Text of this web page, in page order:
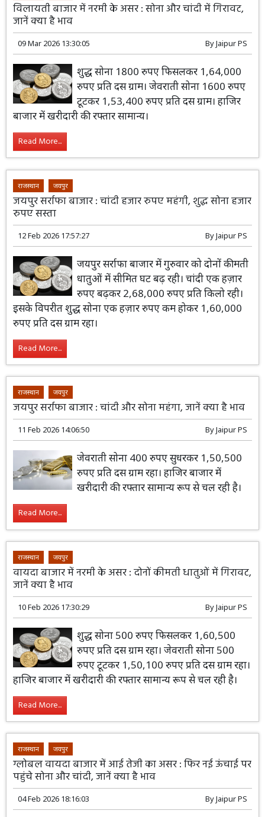
विलायती बाजार में नरमी के असर : सोना और चांदी में गिरावट,
जानें क्या है भाव
09 Mar 2026 13:30:05 ByJaipur PS
शुद्ध सोना 1800 रुपए फिसलकर 1,64,000
रुपए प्रति दस ग्राम। जेवराती सोना 1600 रुपए
टूटकर 1,53,400 रुपए प्रति दस ग्राम। हाजिर
बाजार में खरीदारी की रफ्तार सामान्य।
Read More...
राजस्थान जयपुर
जयपुर सर्राफा बाजार : चांदी हजार रुपए महंगी, शुद्ध सोना हजार
रुपए सस्ता
12 Feb 2026 17:57:27 ByJaipur PS
जयपुर सर्राफा बाजार में गुरुवार को दोनों कीमती
धातुओं में सीमित घट बढ़ रही। चांदी एक हज़ार
रुपए बढ़कर 2,68,000 रुपए प्रति किलो रही।
इसके विपरीत शुद्ध सोना एक हज़ार रुपए कम होकर 1,60,000
रुपए प्रति दस ग्राम रहा।
Read More...
राजस्थान जयपुर
जयपुर सर्राफा बाजार : चांदी और सोना महंगा, जानें क्या है भाव
11 Feb 2026 14:06:50 ByJaipur PS
जेवराती सोना 400 रुपए सुधरकर 1,50,500
रुपए प्रति दस ग्राम रहा। हाजिर बाजार में
खरीदारी की रफ्तार सामान्य रूप से चल रही है।
Read More...
राजस्थान जयपुर
वायदा बाजार में नरमी के असर : दोनों कीमती धातुओं में गिरावट,
जानें क्या है भाव
10 Feb 2026 17:30:29 ByJaipur PS
शुद्ध सोना 500 रुपए फिसलकर 1,60,500
रुपए प्रति दस ग्राम रहा। जेवराती सोना 500
रुपए टूटकर 1,50,100 रुपए प्रति दस ग्राम रहा।
हाजिर बाजार में खरीदारी की रफ्तार सामान्य रूप से चल रही है।
Read More...
राजस्थान जयपुर
ग्लोबल वायदा बाजार में आई तेजी का असर : फिर नई ऊंचाई पर
पहुंचे सोना और चांदी, जानें क्या है भाव
04 Feb 2026 18:16:03 ByJaipur PS